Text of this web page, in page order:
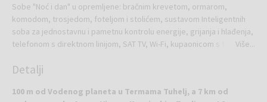
Sobe "Noć i dan" u opremljene: bračnim krevetom, ormarom,
komodom, trosjedom, foteljom i stolićem, sustavom Inteligentnih
soba za jednostavnu i pametnu kontrolu energije, grijanja i hlađenja,
telefonom s direktnom linijom, SAT TV, Wi-Fi, kupaonicom s tušem,
kozmetičkim potrošnim dodacima...
Više...
Detalji
100 m od Vodenog planeta u Termama Tuhelj, a 7 km od